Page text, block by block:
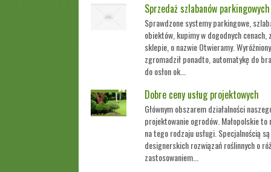
Sprzedaż szlabanów
Sprawdzone systemy parkingowe,
obiektów, kupimy w dogodnych
sklepie, o nazwie Otwieramy.
zgromadził ponadto, automatykę do
do osłon ok...
Dobre ceny usług projektowych
Głównym obszarem działalności
projektowanie ogrodów. Małopolskie
na tego rodzaju usługi. Specjalnością
designerskich rozwiązań roślinnych o
zastosowaniem...